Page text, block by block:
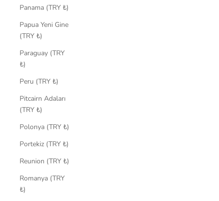
Panama (TRY ₺)
Papua Yeni Gine
(TRY ₺)
Paraguay (TRY
₺)
Peru (TRY ₺)
Pitcairn Adaları
(TRY ₺)
Polonya (TRY ₺)
Portekiz (TRY ₺)
Reunion (TRY ₺)
Romanya (TRY
₺)